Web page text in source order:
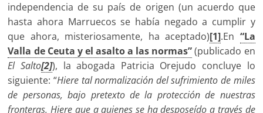
independencia de su país de origen (un acuerdo que
hasta ahora Marruecos se había negado a cumplir y
que ahora, misteriosamente, ha aceptado)[1].En “La
Valla de Ceuta y el asalto a las normas”(publicado en
El Salto[2]), la abogada Patricia Orejudo concluye lo
siguiente: “Hiere tal normalización del sufrimiento de miles
de personas, bajo pretexto de la protección de nuestras
fronteras. Hiere que a quienes se ha desposeído a través de